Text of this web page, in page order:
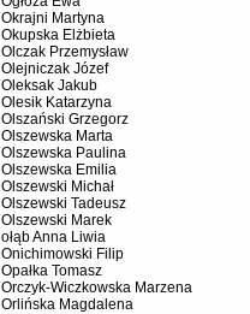
Okrajni Martyna
Okupska Elżbieta
Olczak Przemysław
Olejniczak Józef
Oleksak Jakub
Olesik Katarzyna
Olszański Grzegorz
Olszewska Marta
Olszewska Paulina
Olszewska Emilia
Olszewski Michał
Olszewski Tadeusz
Olszewski Marek
ołąb Anna Liwia
Onichimowski Filip
Opałka Tomasz
Orczyk-Wiczkowska Marzena
Orlińska Magdalena